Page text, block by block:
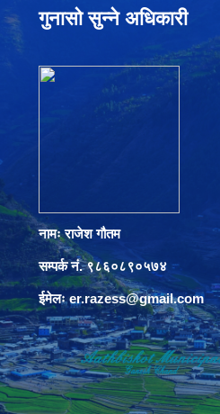
गुनासो सुन्ने अधिकारी
नामः राजेश गौतम
सम्पर्क नं. ९८६०८९०५७४
ईमेलःer.razess@gmail.com